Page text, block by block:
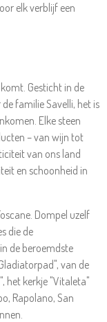
elk verblijf een
Gesticht in de
familie Savelli, het is
Elke steen
– van wijn tot
van ons land
en schoonheid in
Dompel uzelf
die de
de beroemdste
van de
het kerkje "Vitaleta"
Rapolano, San